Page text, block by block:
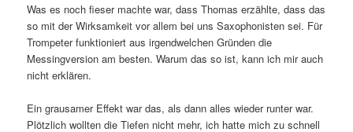
Was es noch fieser machte war, dass Thomas erzählte, dass das
so mit der Wirksamkeit vor allem bei uns Saxophonisten sei. Für
Trompeter funktioniert aus irgendwelchen Gründen die
Messingversion am besten. Warum das so ist, kann ich mir auch
nicht erklären.
Ein grausamer Effekt war das, als dann alles wieder runter war.
Plötzlich wollten die Tiefen nicht mehr, ich hatte mich zu schnell